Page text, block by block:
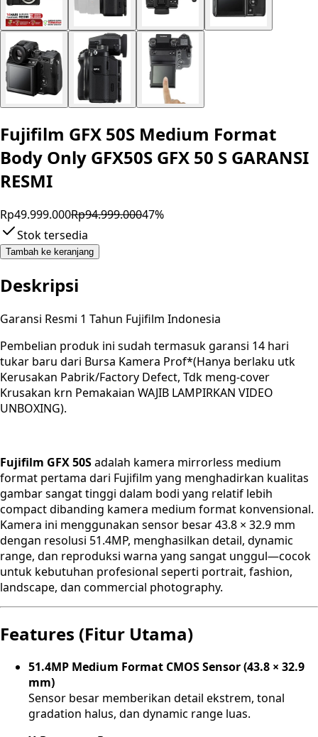
Fujifilm GFX 50S Medium Format
Body Only GFX50S GFX 50 S GARANSI
RESMI
Rp49.999.000Rp94.999.00047%
Stok tersedia
Tambah ke keranjang
Deskripsi
Garansi Resmi 1 Tahun Fujifilm Indonesia
Pembelian produk ini sudah termasuk garansi 14 hari
tukar baru dari Bursa Kamera Prof*(Hanya berlaku utk
Kerusakan Pabrik/Factory Defect, Tdk meng-cover
Krusakan krn Pemakaian WAJIB LAMPIRKAN VIDEO
UNBOXING).
Fujifilm GFX 50Sadalah kamera mirrorless medium
format pertama dari Fujifilm yang menghadirkan kualitas
gambar sangat tinggi dalam bodi yang relatif lebih
compact dibanding kamera medium format konvensional.
Kamera ini menggunakan sensor besar 43.8 × 32.9 mm
dengan resolusi 51.4MP, menghasilkan detail, dynamic
range, dan reproduksi warna yang sangat unggul—cocok
untuk kebutuhan profesional seperti portrait, fashion,
landscape, dan commercial photography.
Features (Fitur Utama)
51.4MP Medium Format CMOS Sensor (43.8 × 32.9
mm)
Sensor besar memberikan detail ekstrem, tonal
gradation halus, dan dynamic range luas.